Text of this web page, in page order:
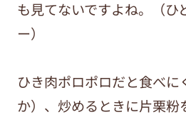
も見てないですよね。（
ー）
ひき肉ポロポロだと食べに
か）、炒めるときに片栗